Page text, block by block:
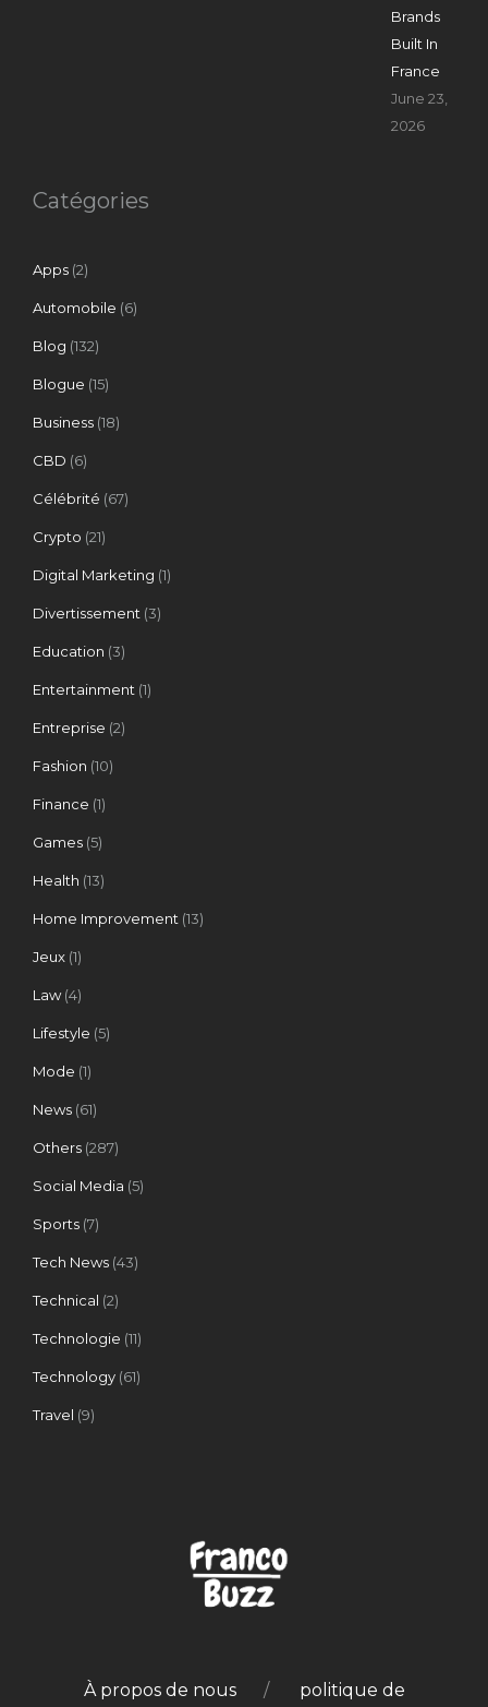
Brands
Built In
France
June 23,
2026
Catégories
Apps (2)
Automobile (6)
Blog (132)
Blogue (15)
Business (18)
CBD (6)
Célébrité (67)
Crypto (21)
Digital Marketing (1)
Divertissement (3)
Education (3)
Entertainment (1)
Entreprise (2)
Fashion (10)
Finance (1)
Games (5)
Health (13)
Home Improvement (13)
Jeux (1)
Law(4)
Lifestyle (5)
Mode (1)
News (61)
Others (287)
Social Media (5)
Sports (7)
Tech News (43)
Technical (2)
Technologie (11)
Technology (61)
Travel (9)
À propos de nous politique de